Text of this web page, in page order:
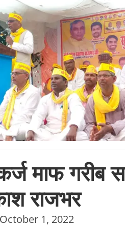
माफ गरीब
राजभर
1, 2022